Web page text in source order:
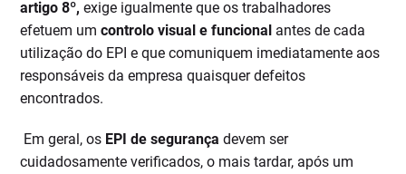
artigo 8º, exige igualmente que os trabalhadores
efetuem umcontrolo visual e funcional antes de cada
utilização do EPI e que comuniquem imediatamente aos
responsáveis da empresa quaisquer defeitos
encontrados.
Em geral, os EPI de segurança devem ser
cuidadosamente verificados, o mais tardar, após um